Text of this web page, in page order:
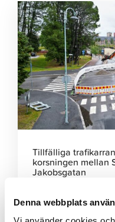
Denna webbplats
Klicka
för
att
läsa
artikeln
Tillfälliga
korsningen mellan
Jakobsgatan